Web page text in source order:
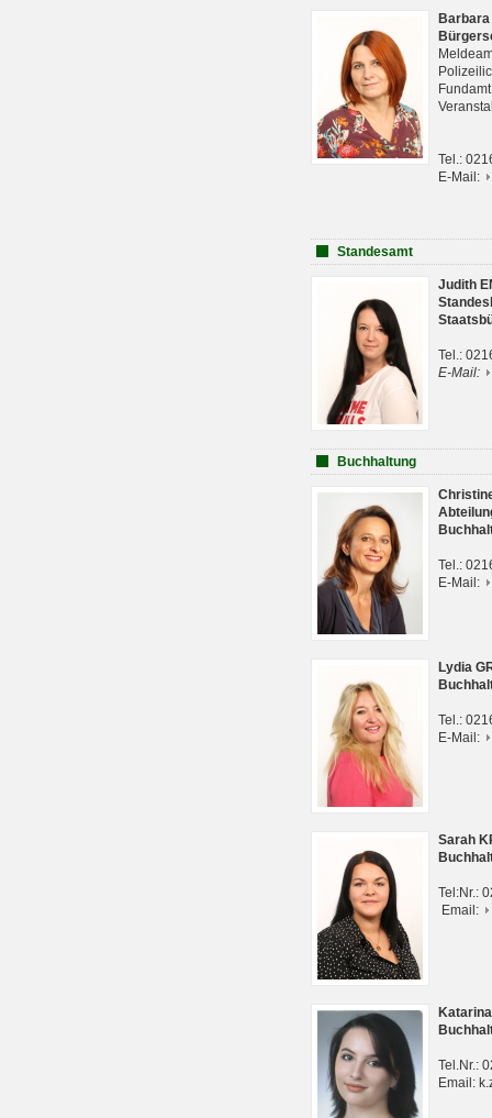
Tel.:
E-Mail:
Standesamt
Judith
Tel.:
E-Mail:
Buchhaltung
Tel.:
E-Mail:
Lydia
Tel.:
E-Mail:
Sarah
Tel:Nr.:
Email:
Tel.Nr.:
Email: